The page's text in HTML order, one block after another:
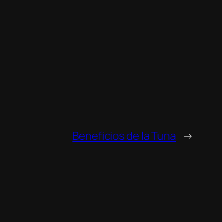
Beneficios de la Tuna →